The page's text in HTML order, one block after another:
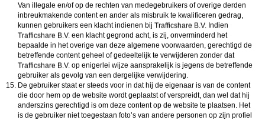
Van illegale en/of op de rechten van medegebruikers of overige derden
inbreukmakende content en ander als misbruik te kwalificeren gedrag,
kunnen gebruikers een klacht indienen bij
Indien
een klacht gegrond acht, is zij, onverminderd het
bepaalde in het overige van deze algemene voorwaarden, gerechtigd de
betreffende content geheel of gedeeltelijk te verwijderen zonder dat
op enigerlei wijze aansprakelijk is jegens de betreffende
gebruiker als gevolg van een dergelijke verwijdering.
De gebruiker staat er steeds voor in dat hij de eigenaar is van de content
die door hem op de website wordt geplaatst of verspreidt, dan wel dat hij
anderszins gerechtigd is om deze content op de website te plaatsen. Het
is de gebruiker niet toegestaan foto’s van andere personen op zijn profiel